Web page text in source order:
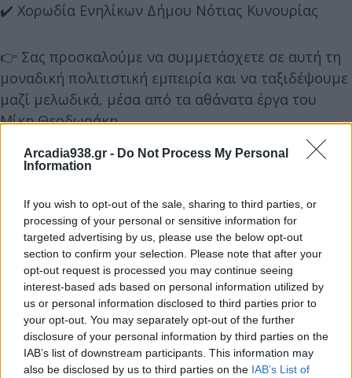
Arcadia938.gr - Do Not Process My Personal
Information
If you wish to opt-out of the sale, sharing to third parties, or
processing of your personal or sensitive information for
targeted advertising by us, please use the below opt-out
section to confirm your selection. Please note that after your
opt-out request is processed you may continue seeing
interest-based ads based on personal information utilized by
us or personal information disclosed to third parties prior to
your opt-out. You may separately opt-out of the further
disclosure of your personal information by third parties on the
IAB’s list of downstream participants. This information may
also be disclosed by us to third parties on the IAB’s List of
✔️ Χορωδία Ενηλίκων Δήμου Νότιας Κυνουρίας
👉 Σας προσκαλούμε να συμμετάσχετε σε αυτή τη
μοναδική πολιτιστική εμπειρία και να ταξιδέψουμε
μαζί μελωδικά, μέσα από τα αθάνατα έργα του
Μίκη Θεοδωράκη.